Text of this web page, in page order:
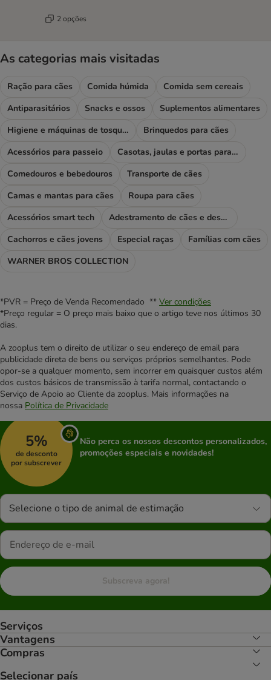
2 opções
As categorias mais visitadas
Ração para cães Comida húmida
Comida sem cereais
Antiparasitários
Snacks e ossos
Suplementos alimentares
Higiene e máquinas de tosquiar
Brinquedos para cães
Acessórios para passeio
Casotas, jaulas e portas para cães
Comedouros e bebedouros
Transporte de cães
Camas e mantas para cães
Roupa para cães
Acessórios smart tech
Adestramento de cães e desporto
Cachorros e cães jovens
Especial raças
Famílias com cães
WARNER BROS COLLECTION
*PVR = Preço de Venda Recomendado ** Ver condições
*Preço regular = O preço mais baixo que o artigo teve nos últimos 30
dias.
A zooplus tem o direito de utilizar o seu endereço de email para
publicidade direta de bens ou serviços próprios semelhantes. Pode
opor-se a qualquer momento, sem incorrer em quaisquer custos além
dos custos básicos de transmissão à tarifa normal, contactando o
Serviço de Apoio ao Cliente da zooplus. Mais informações na
nossa Política de Privacidade
5%
de desconto
por subscrever
Não perca os nossos descontos personalizados,
promoções especiais e novidades!
Selecione o tipo de animal de estimação
Subscreva agora!
Serviços
Vantagens
Compras
Selecionar país